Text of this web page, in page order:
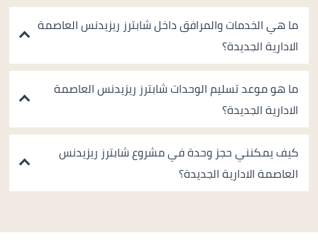
ما هي الخدمات والمرافق داخل شابترز ريزيدنس العاصمة
الادارية الجديدة؟
ما هو موعد تسليم الوحدات شابترز ريزيدنس العاصمة
الادارية الجديدة؟
كيف يمكنني حجز وحدة في مشروع شابترز ريزيدنس
العاصمة الادارية الجديدة؟